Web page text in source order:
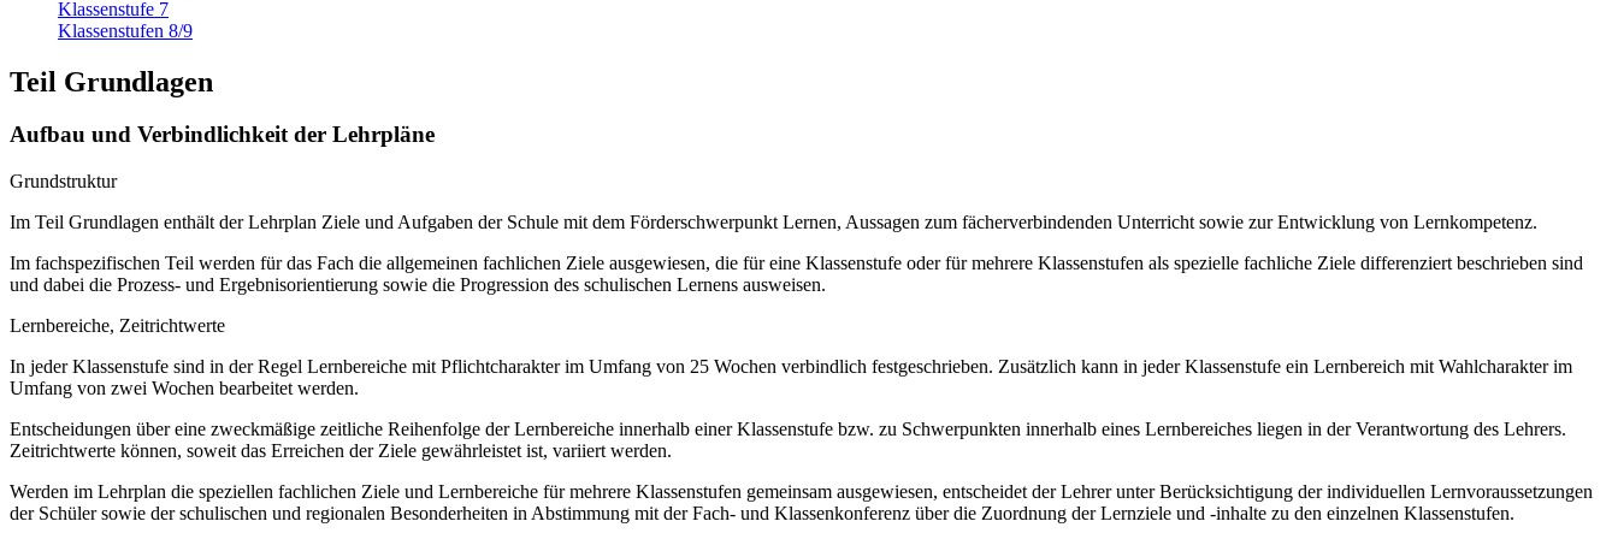
Klassenstufe 7
Klassenstufen 8/9
Teil Grundlagen
Aufbau und Verbindlichkeit der Lehrpläne
Grundstruktur
Im Teil Grundlagen enthält der Lehrplan Ziele und Aufgaben der Schule mit dem Förderschwerpunkt Lernen, Aussagen zum fächerverbindenden Unterricht sowie zur Entwicklung von Lernkompetenz.
Im fachspezifischen Teil werden für das Fach die allgemeinen fachlichen Ziele ausgewiesen, die für eine Klassenstufe oder für mehrere Klassenstufen als spezielle fachliche Ziele differenziert beschrieben sind
und dabei die Prozess- und Ergebnisorientierung sowie die Progression des schulischen Lernens ausweisen.
Lernbereiche, Zeitrichtwerte
In jeder Klassenstufe sind in der Regel Lernbereiche mit Pflichtcharakter im Umfang von 25 Wochen verbindlich festgeschrieben. Zusätzlich kann in jeder Klassenstufe ein Lernbereich mit Wahlcharakter im
Umfang von zwei Wochen bearbeitet werden.
Entscheidungen über eine zweckmäßige zeitliche Reihenfolge der Lernbereiche innerhalb einer Klassenstufe bzw. zu Schwerpunkten innerhalb eines Lernbereiches liegen in der Verantwortung des Lehrers.
Zeitrichtwerte können, soweit das Erreichen der Ziele gewährleistet ist, variiert werden.
Werden im Lehrplan die speziellen fachlichen Ziele und Lernbereiche für mehrere Klassenstufen gemeinsam ausgewiesen, entscheidet der Lehrer unter Berücksichtigung der individuellen Lernvoraussetzungen
der Schüler sowie der schulischen und regionalen Besonderheiten in Abstimmung mit der Fach- und Klassenkonferenz über die Zuordnung der Lernziele und -inhalte zu den einzelnen Klassenstufen.